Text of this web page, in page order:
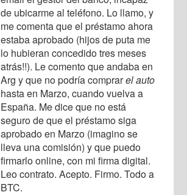
de ubicarme al teléfono. Lo llamo, y
me comenta que el préstamo ahora
estaba aprobado (hijos de puta me
lo hubieran concedido tres meses
atrás!!). Le comento que andaba en
Arg y que no podría comprarel auto
hasta en Marzo, cuando vuelva a
España. Me dice que no está
seguro de que el préstamo siga
aprobado en Marzo (imagino se
lleva una comisión) y que puedo
firmarlo online, con mi firma digital.
Leo contrato. Acepto. Firmo. Todo a
BTC.